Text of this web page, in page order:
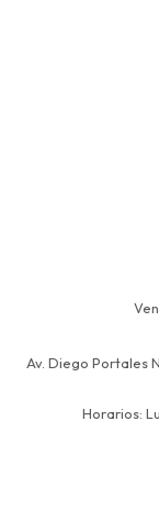
Av. Diego Portales
Horarios: